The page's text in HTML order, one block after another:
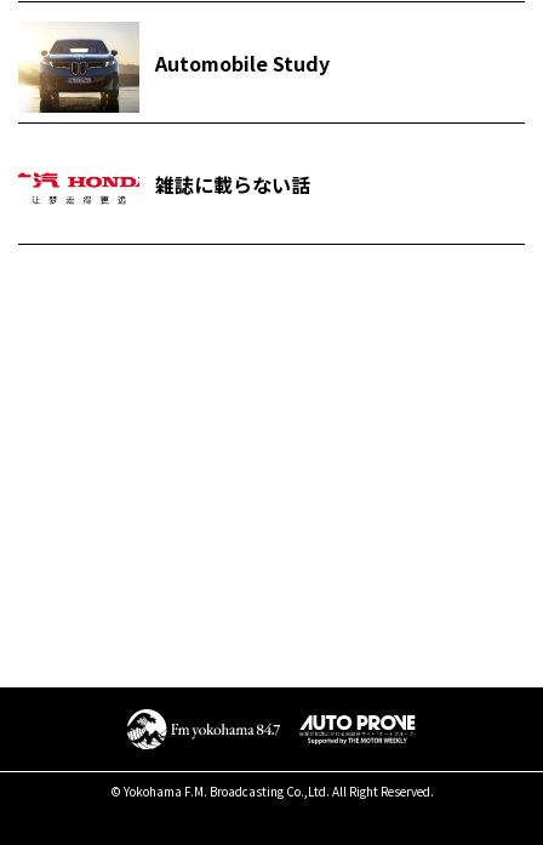
Automobile Study
雑誌に載らない話
© Yokohama F.M. Broadcasting Co.,Ltd. All Right Reserved.